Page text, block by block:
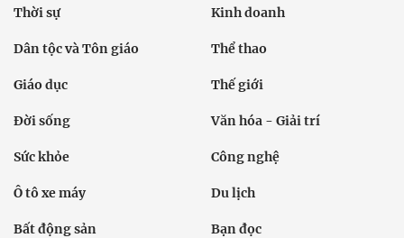
Thời sự Kinh doanh
Dân tộc và Tôn giáo Thể thao
Giáo dục Thế giới
Đời sống Văn hóa - Giải trí
Sức khỏe Công nghệ
Ô tô xe máy Du lịch
Bất động sản Bạn đọc